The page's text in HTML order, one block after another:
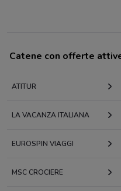
Catene con offerte
ATITUR
LA VACANZA ITALIANA
EUROSPIN VIAGGI
MSC CROCIERE